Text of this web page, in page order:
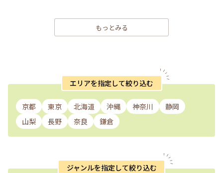
もっとみる
エリアを指定して絞り込む
京都 東京 北海道 沖縄 神奈川
静岡
山梨
長野 奈良 鎌倉
ジャンルを指定して絞り込む